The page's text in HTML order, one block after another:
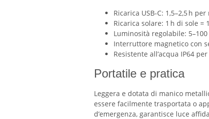
Ricarica USB-C: 1,5–2,5 h
Ricarica solare: 1 h di sole
Luminosità regolabile:
Interruttore magnetico con
Resistente all’acqua IP64
Portatile e pratica
Leggera e dotata di manico
essere facilmente trasportata o
d’emergenza, garantisce luce